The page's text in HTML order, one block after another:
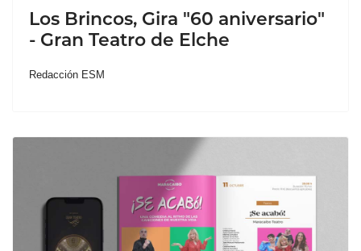
Los Brincos, Gira "60 aniversario"
- Gran Teatro de Elche
Redacción ESM